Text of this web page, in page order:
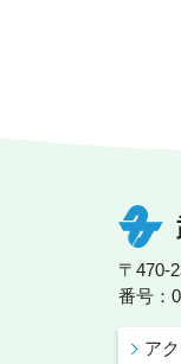
〒470-
番号：
ア